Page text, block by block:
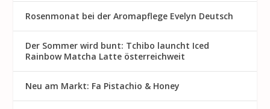
Rosenmon at bei der Aromapflege Evelyn Deutsch
Der Sommer wird bunt: Tchibo launcht Iced
Rainbow Matcha Latte österreichweit
Neu am Markt: Fa Pistachio & Honey